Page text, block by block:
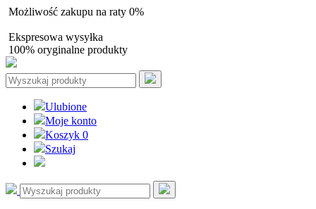
Możliwość zakupu na raty 0%
Ekspresowa wysyłka
100% oryginalne produkty
Ulubione
Moje konto
Koszyk 0
Szukaj